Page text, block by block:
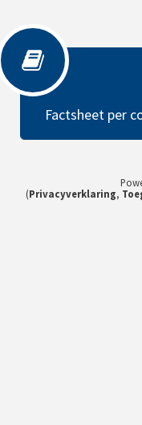
Factsheet per
Factsheet per
(Privacyverklaring,